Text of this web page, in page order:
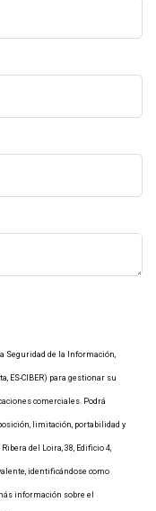
Seguridad de la Información,
ES-CIBER) para gestionar su
comerciales. Podrá
limitación, portabilidad y
del Loira, 38, Edificio 4,
identificándose como
información sobre el